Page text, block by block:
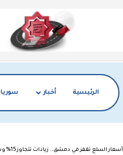
الرئيسية أخبار سوريا
أسعار السلع تقفز في دمشق.. زيادات تتجاوز 15% وسط تقلبات الدولار